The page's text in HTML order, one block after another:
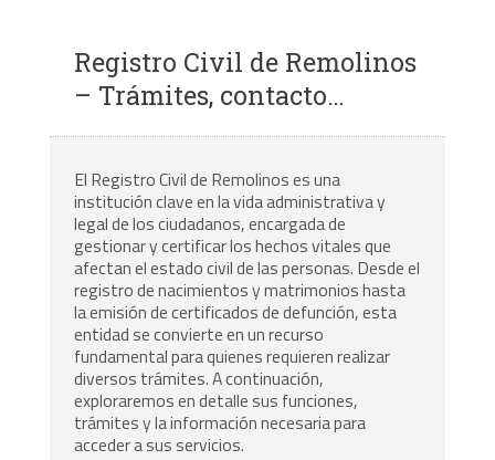
Registro Civil de Remolinos
– Trámites, contacto…
El Registro Civil de Remolinos es una
institución clave en la vida administrativa y
legal de los ciudadanos, encargada de
gestionar y certificar los hechos vitales que
afectan el estado civil de las personas. Desde el
registro de nacimientos y matrimonios hasta
la emisión de certificados de defunción, esta
entidad se convierte en un recurso
fundamental para quienes requieren realizar
diversos trámites. A continuación,
exploraremos en detalle sus funciones,
trámites y la información necesaria para
acceder a sus servicios.